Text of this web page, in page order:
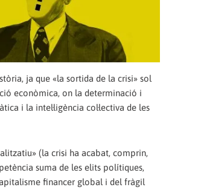
ja que «la sortida de la crisi» sol
econòmica, on la determinació i
i la intel·ligència col·lectiva de les
(la crisi ha acabat, comprin,
suma de les elits polítiques,
financer global i del fràgil